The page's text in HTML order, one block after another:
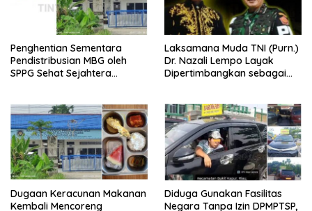
Penghentian Sementara
Pendistribusian MBG oleh
SPPG Sehat Sejahtera
Laksamana Muda TNI (Purn.)
Dr. Nazali Lempo Layak
Dipertimbangkan sebagai
Berkompromi terhadap
Penegakan Hukum
Dugaan Keracunan Makanan
Kembali Mencoreng
Diduga Gunakan Fasilitas
Negara Tanpa Izin DPMPTSP,